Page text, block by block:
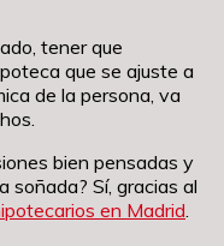
tener que
que se ajuste a
de la persona, va
bien pensadas y
soñada? Sí, gracias al
en Madrid.